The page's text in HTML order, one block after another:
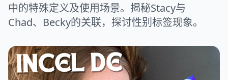
中的特殊定义及使用场景。揭秘Stacy与
Chad、Becky的关联，探讨性别标签现象。